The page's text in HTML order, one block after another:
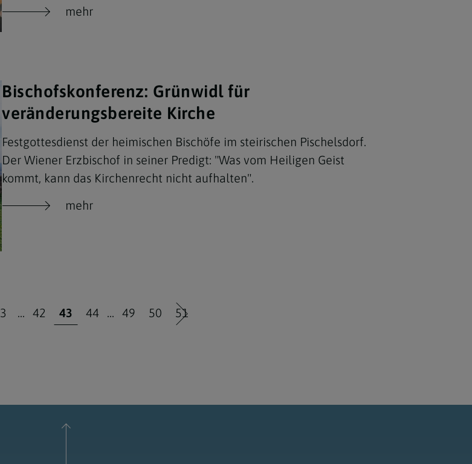
mehr
Bischofskonferenz: Grünwidl für
veränderungsbereite Kirche
Festgottesdienst der heimischen Bischöfe im steirischen Pischelsdorf.
Der Wiener Erzbischof in seiner Predigt: "Was vom Heiligen Geist
kommt, kann das Kirchenrecht nicht aufhalten".
mehr
3 ... 42 43 44 ... 49 50 51